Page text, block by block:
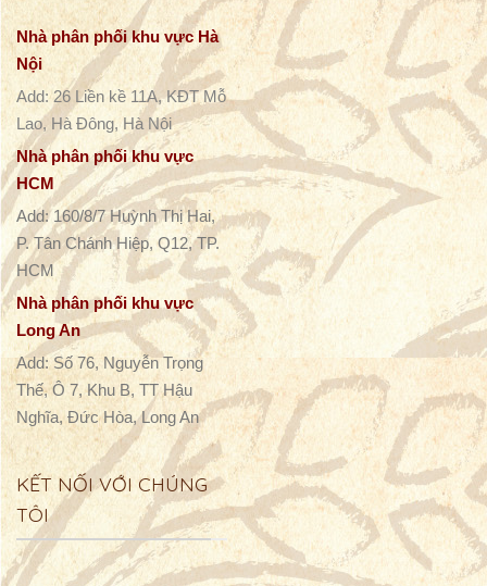
Nhà phân phối khu vực Hà
Nội
Add: 26 Liền kề 11A, KĐT Mỗ
Lao, Hà Đông, Hà Nội
Nhà phân phối khu vực
HCM
Add: 160/8/7 Huỳnh Thị Hai,
P. Tân Chánh Hiệp, Q12, TP.
HCM
Nhà phân phối khu vực
Long An
Add: Số 76, Nguyễn Trọng
Thế, Ô 7, Khu B, TT Hậu
Nghĩa, Đức Hòa, Long An
KẾT NỐI VỚI CHÚNG
TÔI